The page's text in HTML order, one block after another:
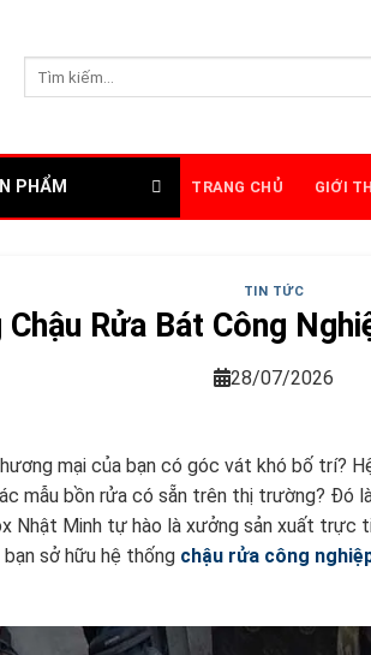
Tìm
PHẨM TRANG CHỦ GIỚI
TIN TỨC
Chậu Rửa Bát Công
28/07/2026
mại của bạn có góc vát khó bố trí?
mẫu bồn rửa có sẵn trên thị trường? Đó
Nhật Minh tự hào là xưởng sản xuất trực
sở hữu hệ thống chậu rửa công